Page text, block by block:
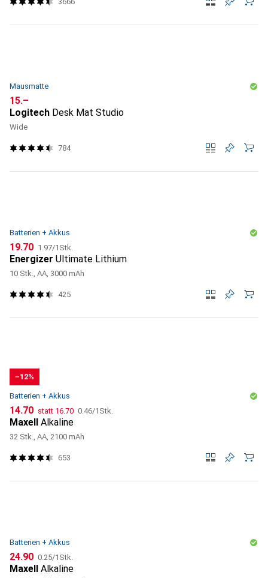
Mausmatte
CHF
15.–
Logitech Desk Mat Studio
Wide
784
Batterien + Akkus
CHF
19.70 CHF
1.97/1Stk.
Energizer Ultimate Lithium
10 Stk., AA, 3000 mAh
425
−12%
Batterien + Akkus
CHF
14.70 statt CHF
16.70 CHF
0.46/1Stk.
Maxell Alkaline
32 Stk., AA, 2100 mAh
653
Batterien + Akkus
CHF
24.90 CHF
0.25/1Stk.
Maxell Alkaline